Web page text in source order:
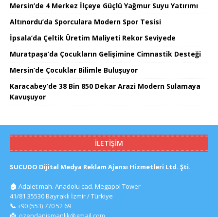
Mersin’de 4 Merkez İlçeye Güçlü Yağmur Suyu Yatırımı
Altınordu’da Sporculara Modern Spor Tesisi
İpsala’da Çeltik Üretim Maliyeti Rekor Seviyede
Muratpaşa’da Çocukların Gelişimine Cimnastik Desteği
Mersin’de Çocuklar Bilimle Buluşuyor
Karacabey’de 38 Bin 850 Dekar Arazi Modern Sulamaya
Kavuşuyor
İLETIŞIM
SUCUDO Dijital Medya Reklam Ajansı Hizmetleri Ltd. Şti.
🏠 Adalet mah. Anadolu cad. Megapol Tower
41/81 35530 Bayraklı İzmir / Türkiye
📞 +90 (553) 770 52 69